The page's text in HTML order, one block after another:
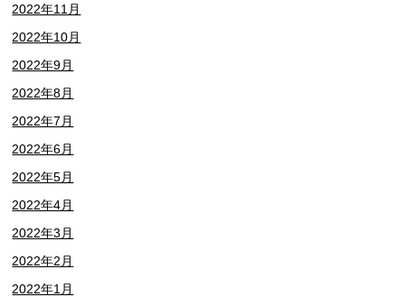
2022年11月
2022年10月
2022年9月
2022年8月
2022年7月
2022年6月
2022年5月
2022年4月
2022年3月
2022年2月
2022年1月